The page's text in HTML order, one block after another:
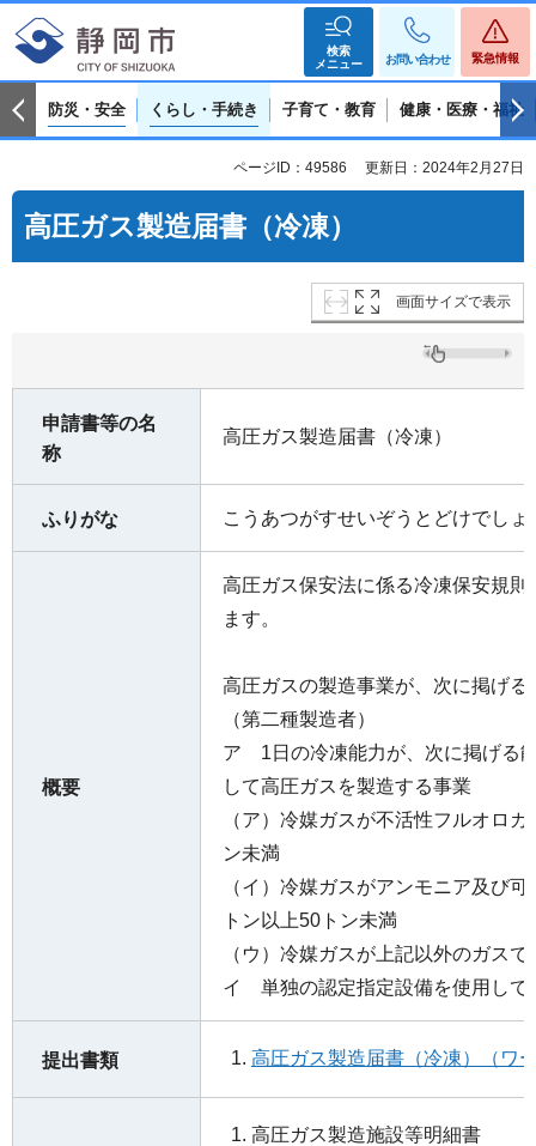
検索
メニュー
お問い合わせ 緊急情報
防災・安全 くらし・手続き 子育て・教育 健康・医療・福祉
ページID：49586 更新日：2024年2月27日
高圧ガス製造届書（冷凍）
画面サイズで表示
申請書等の名
称
高圧ガス製造届書（冷凍）
ふりがな こうあつがすせいぞうとどけでしょ
概要
高圧ガス保安法に係る冷凍保安規
ます。
高圧ガスの製造事業が、次に掲げ
（第二種製造者）
ア 1日の冷凍能力が、次に掲げる
して高圧ガスを製造する事業
（ア）冷媒ガスが不活性フルオロ
ン未満
（イ）冷媒ガスがアンモニア及び
トン以上50トン未満
（ウ）冷媒ガスが上記以外のガス
イ 単独の認定指定設備を使用して
提出書類 高圧ガス製造届書（冷凍）（ワ
高圧ガス製造施設等明細書